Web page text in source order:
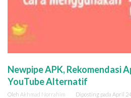
Newpipe APK, Rekomendasi
YouTube Alternatif
Oleh Akhmad Norrahim Diposting pada April